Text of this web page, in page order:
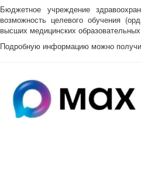
Бюджетное учреждение
возможность целевого обучения
высших медицинских
Подробную информацию можно